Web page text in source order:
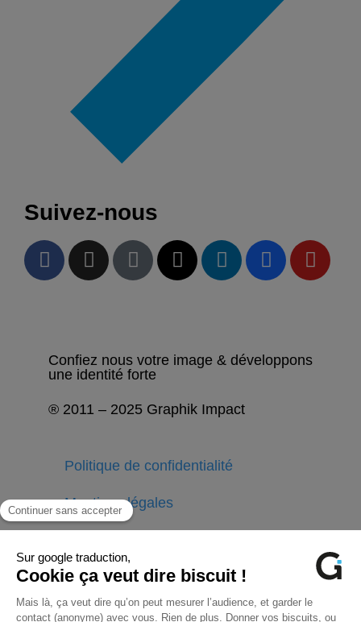
Suivez-nous
Confiez nous votre image & développons
une identité forte
® 2011 – 2025 Graphik Impact
Politique de confidentialité
Mentions légales
Stratégie & Conseil
Design Graphique